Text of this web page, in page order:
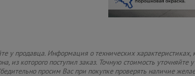
у продавца. Информация о технических
из которого поступил заказ. Точную стоимость
просим Вас при покупке проверять наличие